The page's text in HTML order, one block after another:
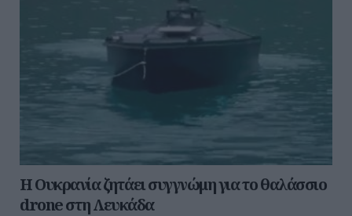
Η Ουκρανία ζητάει συγγνώμη για το θαλάσσιο
drone στη Λευκάδα